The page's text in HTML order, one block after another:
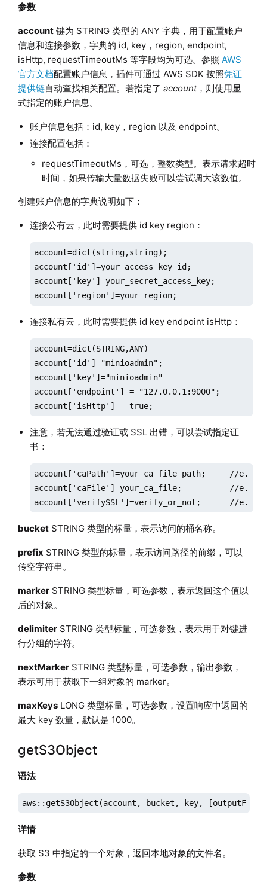
参数
account键为 STRING 类型的 ANY 字典，用于配置账户
信息和连接参数，字典的 id, key，region, endpoint,
isHttp, requestTimeoutMs 等字段均为可选。参照 AWS
官方文档配置账户信息，插件可通过 AWS SDK 按照凭证
提供链自动查找相关配置。若指定了 account，则使用显
式指定的账户信息。
账户信息包括：id, key，region 以及 endpoint。
连接配置包括：
requestTimeoutMs，可选，整数类型。表示请求超时
时间，如果传输大量数据失败可以尝试调大该数值。
创建账户信息的字典说明如下：
连接公有云，此时需要提供 id key region：
account=dict(string,string);
account['id']=your_access_key_id;
account['key']=your_secret_access_key;
account['region']=your_region;
连接私有云，此时需要提供 id key endpoint isHttp：
account=dict(STRING,ANY)
account['id']="minioadmin";
account['key']="minioadmin"
account['endpoint'] = "127.0.0.1:9000";       //注
account['isHttp'] = true;
注意，若无法通过验证或 SSL 出错，可以尝试指定证
书：
account['caPath']=your_ca_file_path;     //
account['caFile']=your_ca_file;          //e.g.
account['verifySSL']=verify_or_not;      //e.g.
bucketSTRING 类型的标量，表示访问的桶名称。
prefix STRING 类型的标量，表示访问路径的前缀，可以
传空字符串。
markerSTRING 类型标量，可选参数，表示返回这个值以
后的对象。
delimiterSTRING 类型标量，可选参数，表示用于对键进
行分组的字符。
nextMarkerSTRING 类型标量，可选参数，输出参数，
表示可用于获取下一组对象的 marker。
maxKeysLONG 类型标量，可选参数，设置响应中返回的
最大 key 数量，默认是 1000。
getS3Object
语法
aws::getS3Object(account, bucket, key,
详情
获取 S3 中指定的一个对象，返回本地对象的文件名。
参数